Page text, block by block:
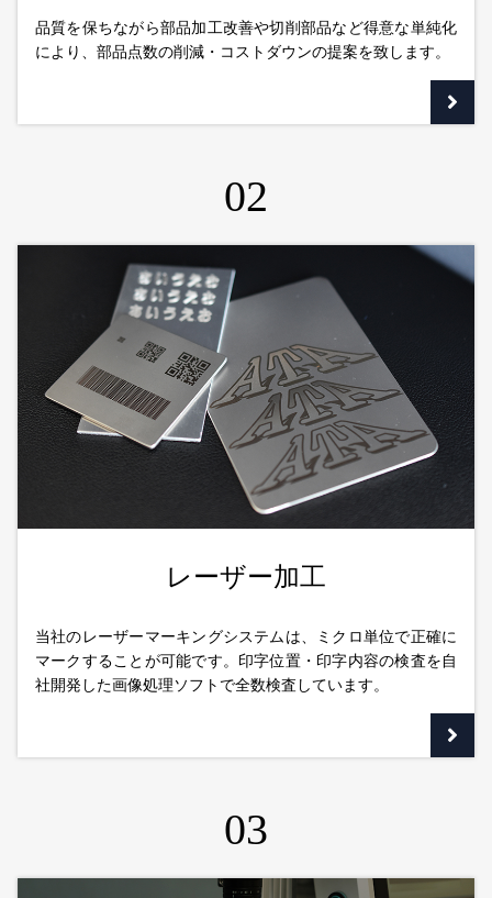
品質を保ちながら部品加工改善や切削部品など得意な単純化
により、部品点数の削減・コストダウンの提案を致します。
02
レーザー加工
当社のレーザーマーキングシステムは、ミクロ単位で正確に
マークすることが可能です。印字位置・印字内容の検査を自
社開発した画像処理ソフトで全数検査しています。
03